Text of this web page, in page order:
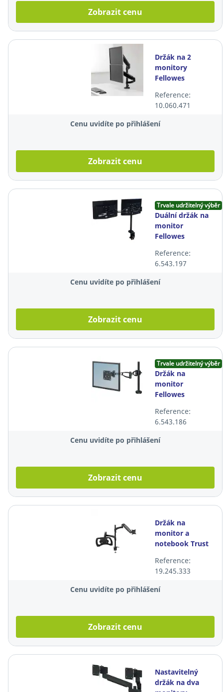
Zobrazit cenu
Držák na 2
monitory
Fellowes
27"
Reference:
10.060.471
Cenu uvidíte po přihlášení
Zobrazit cenu
Trvale udržitelný výběr
Duální držák na
monitor
Fellowes
Reference:
6.543.197
Cenu uvidíte po přihlášení
Zobrazit cenu
Trvale udržitelný výběr
Držák na
monitor
Fellowes
max. 32",
nastavitelný
Reference:
6.543.186
Cenu uvidíte po přihlášení
Zobrazit cenu
Držák na
monitor a
notebook Trust
nastavitelný
Reference:
19.245.333
Cenu uvidíte po přihlášení
Zobrazit cenu
Nastavitelný
držák na dva